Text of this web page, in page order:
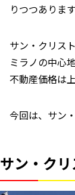
りつつあります
サン・クリス
ミラノの中心
不動産価格は
今回は、サン
サン・ク